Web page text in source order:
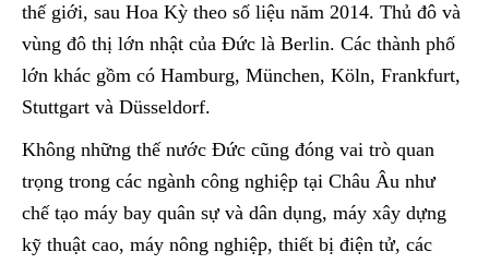
thế giới, sau Hoa Kỳ theo số liệu năm 2014. Thủ đô và
vùng đô thị lớn nhật của Đức là Berlin. Các thành phố
lớn khác gồm có Hamburg, München, Köln, Frankfurt,
Stuttgart và Düsseldorf.
Không những thế nước Đức cũng đóng vai trò quan
trọng trong các ngành công nghiệp tại Châu Âu như
chế tạo máy bay quân sự và dân dụng, máy xây dựng
kỹ thuật cao, máy nông nghiệp, thiết bị điện tử, các